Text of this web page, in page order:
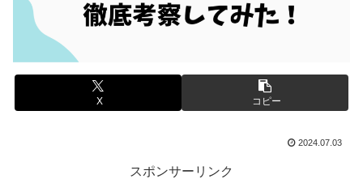
X コピー
2024.07.03
スポンサーリンク